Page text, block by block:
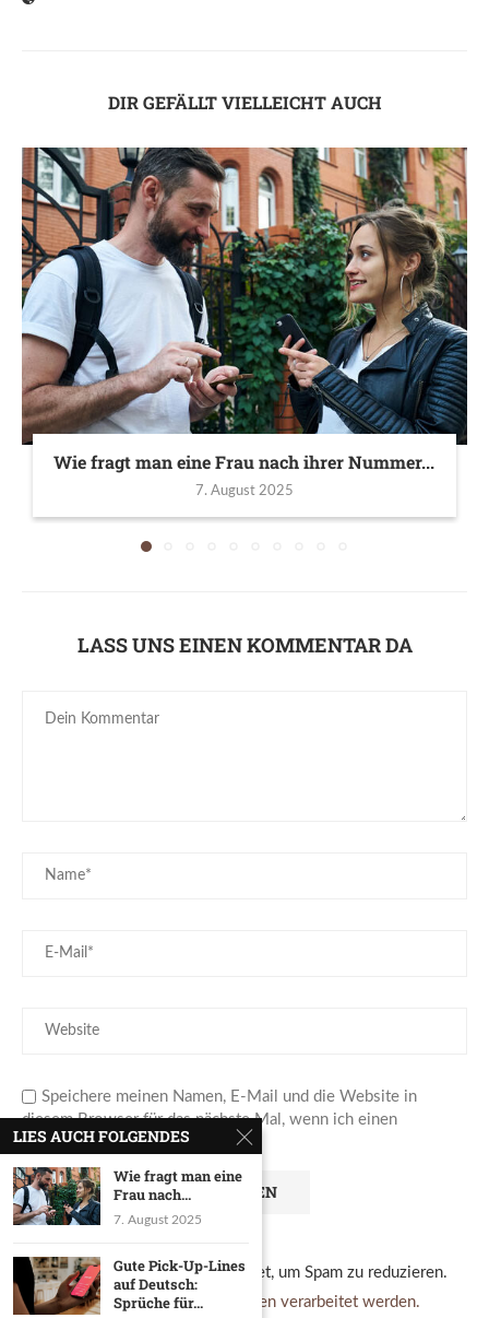
DIR GEFÄLLT VIELLEICHT AUCH
Wie fragt man eine Frau nach ihrer Nummer...
7. August 2025
LASS UNS EINEN KOMMENTAR DA
Speichere meinen Namen, E-Mail und die Website in
diesem Browser für das nächste Mal, wenn ich einen
Kommentar schreibe.
Diese Website verwendet Akismet, um Spam zu reduzieren.
Erfahre, wie deine Kommentardaten verarbeitet werden.
LIES AUCH FOLGENDES
Wie fragt man eine
Frau nach...
7. August 2025
Gute Pick-Up-Lines
auf Deutsch:
Sprüche für...